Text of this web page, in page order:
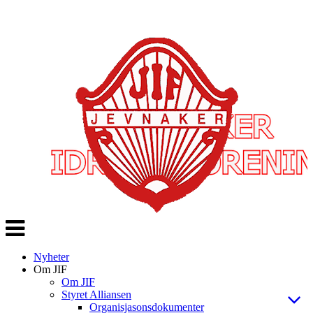
Veksle
navigasjon
Nyheter
Om JIF
Om JIF
Styret Alliansen
Organisjasonsdokumenter